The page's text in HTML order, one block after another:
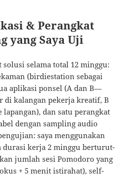
& Perangkat
yang Saya Uji
solusi selama total 12 minggu:
(birdiestation sebagai
aplikasi ponsel (A dan B—
di kalangan pekerja kreatif, B
lapangan), dan satu perangkat
dengan sampling audio
saya menggunakan
durasi kerja 2 minggu berturut-
jumlah sesi Pomodoro yang
+ 5 menit istirahat), self-